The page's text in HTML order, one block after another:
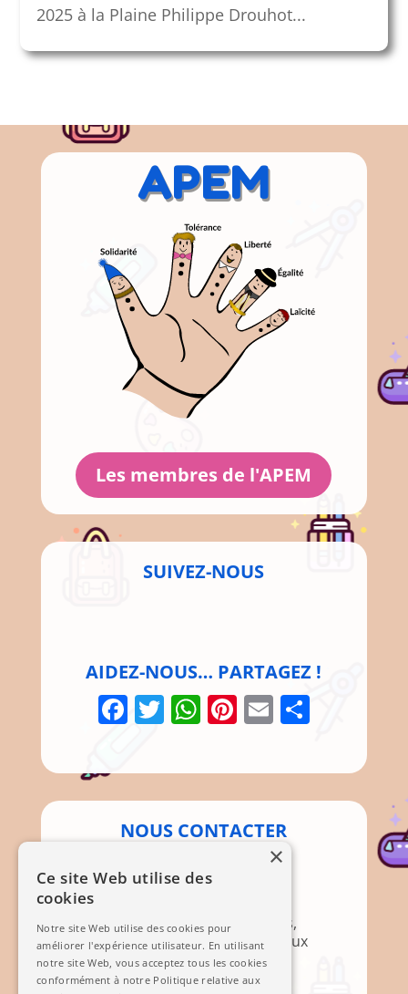
2025 à la Plaine Philippe Drouhot...
APEM
Les membres de l'APEM
SUIVEZ-NOUS
AIDEZ-NOUS… PARTAGEZ !
Facebook
Twitter
WhatsApp
Pinterest
Email
NOUS CONTACTER
Par Courrier
Mairie, 12 Rte de Brignoles,
83136 Méounes-lès-Montrieux
Mail
×
Ce site Web utilise des
cookies
Notre site Web utilise des cookies pour
améliorer l'expérience utilisateur. En utilisant
notre site Web, vous acceptez tous les cookies
conformément à notre Politique relative aux